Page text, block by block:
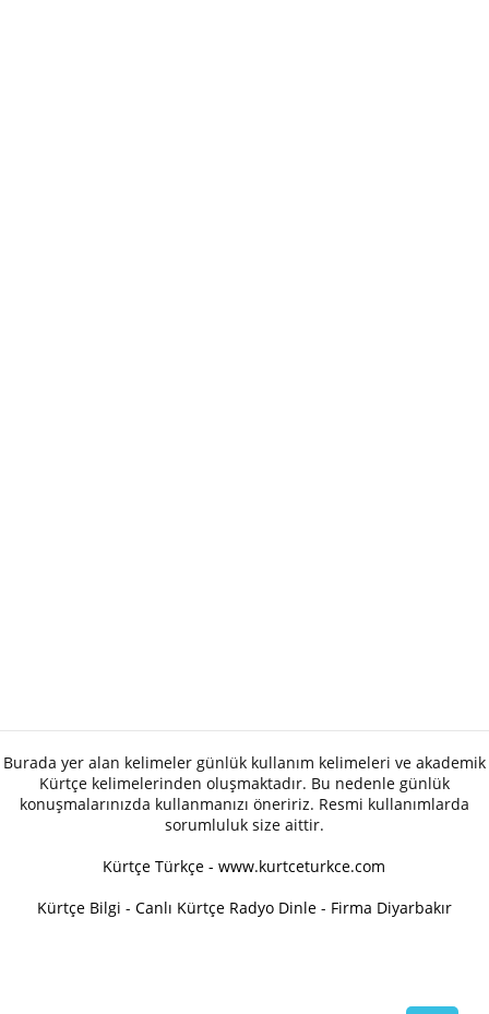
Burada yer alan kelimeler günlük kullanım kelimeleri ve akademik
Kürtçe kelimelerinden oluşmaktadır. Bu nedenle günlük
konuşmalarınızda kullanmanızı öneririz. Resmi kullanımlarda
sorumluluk size aittir.
Kürtçe Türkçe - www.kurtceturkce.com
Kürtçe Bilgi - Canlı Kürtçe Radyo Dinle - Firma Diyarbakır